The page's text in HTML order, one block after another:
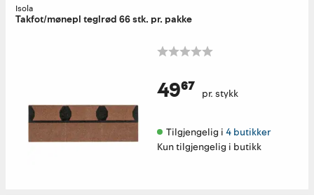
Isola
Takfot/mønepl teglrød 66 stk. pr. pakke
49⁶⁷ pr. stykk
Tilgjengelig i 4 butikker
Kun tilgjengelig i butikk